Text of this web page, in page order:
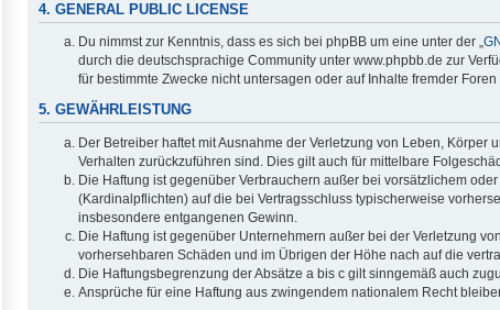
4. GENERAL PUBLIC LICENSE
Du nimmst zur Kenntnis, dass es sich bei phpBB um eine unter der „
durch die deutschsprachige Community unter www.phpbb.de zur
für bestimmte Zwecke nicht untersagen oder auf Inhalte fremder
5. GEWÄHRLEISTUNG
Der Betreiber haftet mit Ausnahme der Verletzung von Leben,
Verhalten zurückzuführen sind. Dies gilt auch für mittelbare
Die Haftung ist gegenüber Verbrauchern außer bei vorsätzlichem
(Kardinalpflichten) auf die bei Vertragsschluss typischerweise
insbesondere entgangenen Gewinn.
Die Haftung ist gegenüber Unternehmern außer bei der Verletzung
vorhersehbaren Schäden und im Übrigen der Höhe nach auf die
Die Haftungsbegrenzung der Absätze a bis c gilt sinngemäß auch
Ansprüche für eine Haftung aus zwingendem nationalem Recht